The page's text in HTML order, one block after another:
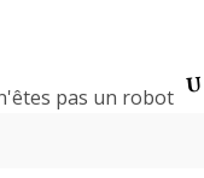
pas un robot